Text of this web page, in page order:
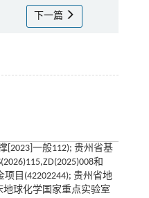
下一篇
[2023]一般112); 贵州省基
和
项目(42202244); 贵州省地
地球化学国家重点实验室